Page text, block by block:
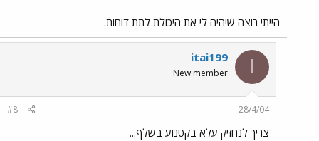
הייתי רוצה שיהיה לי את היכולת לתת דוחות.
I
itai199
New member
28/4/04
#8
צריך לנחזיק עלא בקטנוע בשלף...